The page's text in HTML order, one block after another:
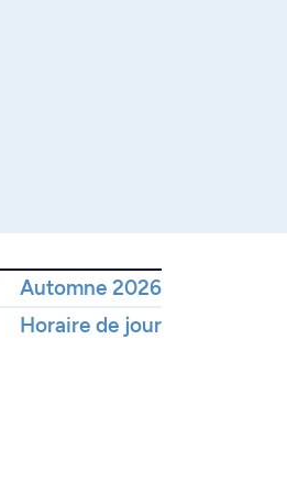
Automne 2026
Horaire de jour